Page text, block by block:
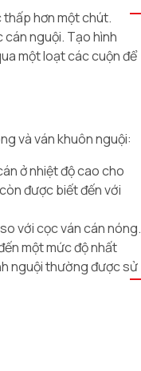
thấp hơn một chút.
nguội. Tạo hình
một loạt các cuộn để
và ván khuôn nguội:
ở nhiệt độ cao cho
được biết đến với
với cọc ván cán nóng.
một mức độ nhất
nguội thường được sử